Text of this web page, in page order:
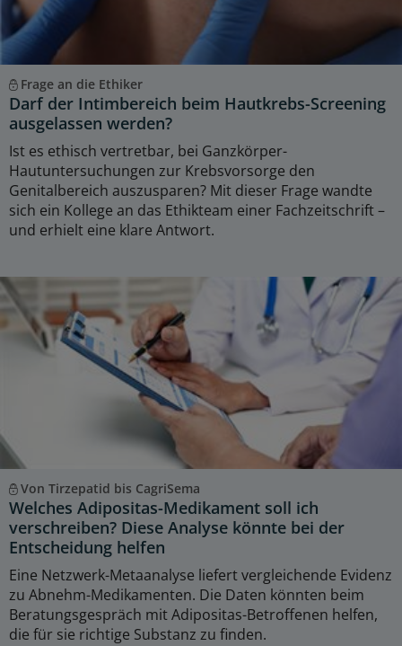
Frage an die Ethiker
Darf der Intimbereich beim Hautkrebs-Screening
ausgelassen werden?
Ist es ethisch vertretbar, bei Ganzkörper-
Hautuntersuchungen zur Krebsvorsorge den
Genitalbereich auszusparen? Mit dieser Frage wandte
sich ein Kollege an das Ethikteam einer Fachzeitschrift –
und erhielt eine klare Antwort.
Von Tirzepatid bis CagriSema
Welches Adipositas-Medikament soll ich
verschreiben? Diese Analyse könnte bei der
Entscheidung helfen
Eine Netzwerk-Metaanalyse liefert vergleichende Evidenz
zu Abnehm-Medikamenten. Die Daten könnten beim
Beratungsgespräch mit Adipositas-Betroffenen helfen,
die für sie richtige Substanz zu finden.